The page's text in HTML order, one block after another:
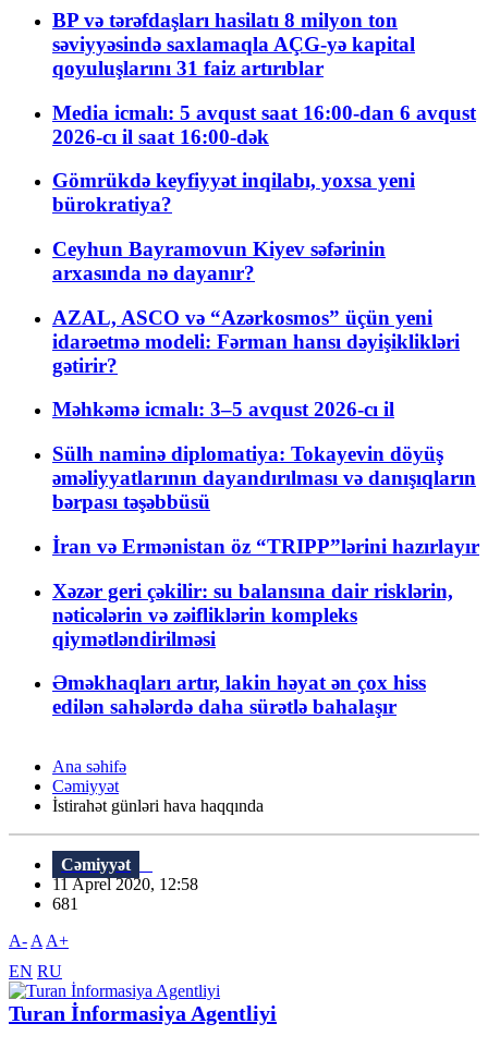
BP və tərəfdaşları hasilatı 8 milyon ton
səviyyəsində saxlamaqla AÇG-yə kapital
qoyuluşlarını 31 faiz artırıblar
Media icmalı: 5 avqust saat 16:00-dan 6 avqust
2026-cı il saat 16:00-dək
Gömrükdə keyfiyyət inqilabı, yoxsa yeni
bürokratiya?
Ceyhun Bayramovun Kiyev səfərinin
arxasında nə dayanır?
AZAL, ASCO və “Azərkosmos” üçün yeni
idarəetmə modeli: Fərman hansı dəyişiklikləri
gətirir?
Məhkəmə icmalı: 3–5 avqust 2026-cı il
Sülh naminə diplomatiya: Tokayevin döyüş
əməliyyatlarının dayandırılması və danışıqların
bərpası təşəbbüsü
İran və Ermənistan öz “TRIPP”lərini hazırlayır
Xəzər geri çəkilir: su balansına dair risklərin,
nəticələrin və zəifliklərin kompleks
qiymətləndirilməsi
Əməkhaqları artır, lakin həyat ən çox hiss
edilən sahələrdə daha sürətlə bahalaşır
Ana səhifə
Cəmiyyət
İstirahət günləri hava haqqında
Cəmiyyət
11 Aprel 2020, 12:58
681
A- A A+
EN RU
Turan İnformasiya Agentliyi